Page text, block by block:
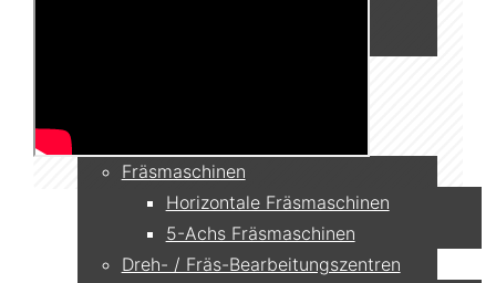
Fräsmaschinen
Horizontale Fräsmaschinen
5-Achs Fräsmaschinen
Dreh- / Fräs-Bearbeitungszentren